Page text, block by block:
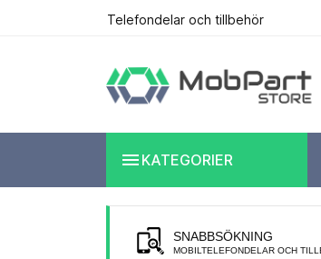
Telefondelar och tillbehör
 KATEGORIER
SNABBSÖKNING
MOBILTELEFONDELAR OCH